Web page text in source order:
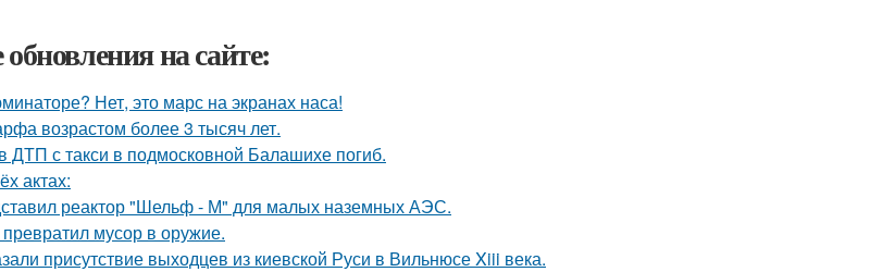
на сайте:
Нет, это марс на экранах наса!
возрастом более 3 тысяч лет.
ДТП с такси в подмосковной Балашихе погиб.
актах:
реактор "Шельф - М" для малых наземных АЭС.
мусор в оружие.
присутствие выходцев из киевской Руси в Вильнюсе Xiii века.